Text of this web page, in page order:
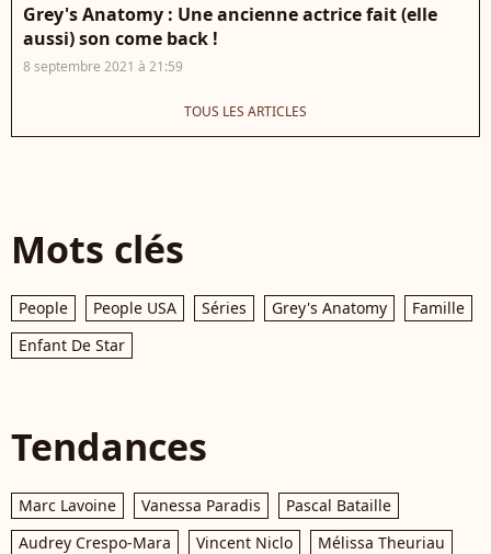
Grey's Anatomy : Une ancienne actrice fait (elle
aussi) son come back !
8 septembre 2021 à 21:59
TOUS LES ARTICLES
Mots clés
People People USA Séries Grey's Anatomy
Famille
Enfant De Star
Tendances
Marc Lavoine Vanessa Paradis
Pascal Bataille
Audrey Crespo-Mara
Vincent Niclo
Mélissa Theuriau